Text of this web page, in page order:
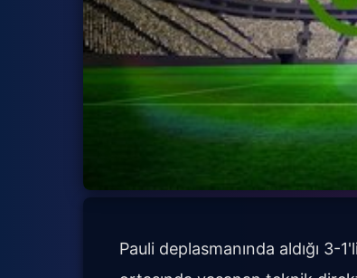
Pauli deplasmanında aldığı